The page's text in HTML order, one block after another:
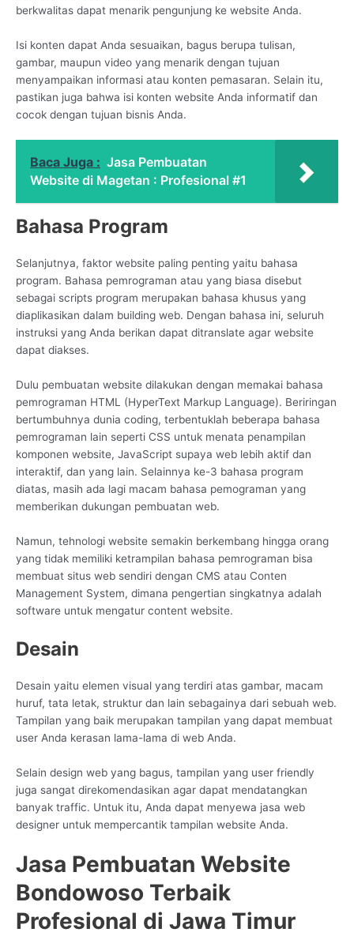
berkwalitas dapat menarik pengunjung ke website Anda.
Isi konten dapat Anda sesuaikan, bagus berupa tulisan,
gambar, maupun video yang menarik dengan tujuan
menyampaikan informasi atau konten pemasaran. Selain itu,
pastikan juga bahwa isi konten website Anda informatif dan
cocok dengan tujuan bisnis Anda.
Baca Juga : Jasa Pembuatan
Website di Magetan : Profesional #1
Bahasa Program
Selanjutnya, faktor website paling penting yaitu bahasa
program. Bahasa pemrograman atau yang biasa disebut
sebagai scripts program merupakan bahasa khusus yang
diaplikasikan dalam building web. Dengan bahasa ini, seluruh
instruksi yang Anda berikan dapat ditranslate agar website
dapat diakses.
Dulu pembuatan website dilakukan dengan memakai bahasa
pemrograman HTML (HyperText Markup Language). Beriringan
bertumbuhnya dunia coding, terbentuklah beberapa bahasa
pemrograman lain seperti CSS untuk menata penampilan
komponen website, JavaScript supaya web lebih aktif dan
interaktif, dan yang lain. Selainnya ke-3 bahasa program
diatas, masih ada lagi macam bahasa pemograman yang
memberikan dukungan pembuatan web.
Namun, tehnologi website semakin berkembang hingga orang
yang tidak memiliki ketrampilan bahasa pemrograman bisa
membuat situs web sendiri dengan CMS atau Conten
Management System, dimana pengertian singkatnya adalah
software untuk mengatur content website.
Desain
Desain yaitu elemen visual yang terdiri atas gambar, macam
huruf, tata letak, struktur dan lain sebagainya dari sebuah web.
Tampilan yang baik merupakan tampilan yang dapat membuat
user Anda kerasan lama-lama di web Anda.
Selain design web yang bagus, tampilan yang user friendly
juga sangat direkomendasikan agar dapat mendatangkan
banyak traffic. Untuk itu, Anda dapat menyewa jasa web
designer untuk mempercantik tampilan website Anda.
Jasa Pembuatan Website
Bondowoso Terbaik
Profesional di Jawa Timur